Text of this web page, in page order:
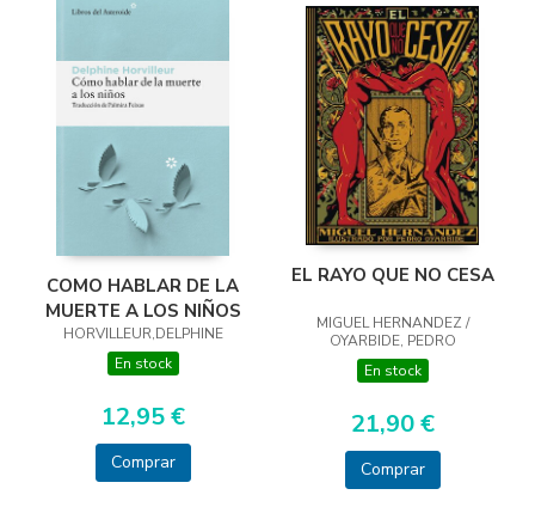
COMO HABLAR DE LA
MUERTE A LOS NIÑOS
HORVILLEUR,DELPHINE
En stock
12,95 €
Comprar
EL RAYO QUE NO CESA
MIGUEL HERNANDEZ /
OYARBIDE, PEDRO
En stock
21,90 €
Comprar